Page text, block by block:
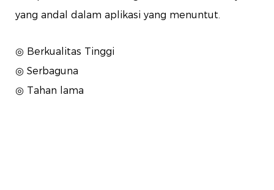
yang andal dalam aplikasi yang menuntut.
◎ Berkualitas Tinggi
◎ Serbaguna
◎ Tahan lama